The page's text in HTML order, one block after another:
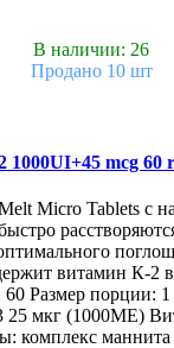
В наличии: 26
Продано 10 шт
mcg 60
Micro Tablets с
витамин К-2
Размер порции: 1
25 мкг (1000МЕ)
комплекс маннита